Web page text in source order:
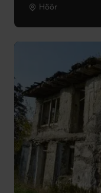
Höör